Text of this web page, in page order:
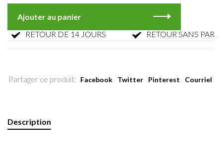
Ajouter au panier
RETOUR DE 14 JOURS
RETOUR SANS PARFAIS
Partager ce produit: Facebook Twitter Pinterest Courriel
Description